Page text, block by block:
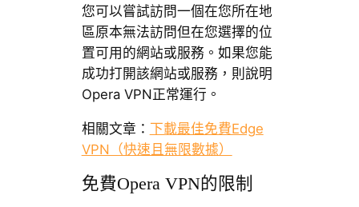
您可以嘗試訪問一個在您所在地
區原本無法訪問但在您選擇的位
置可用的網站或服務。如果您能
成功打開該網站或服務，則說明
Opera VPN正常運行。
相關文章： 下載最佳免費Edge
VPN（快速且無限數據）
免費Opera VPN的限制